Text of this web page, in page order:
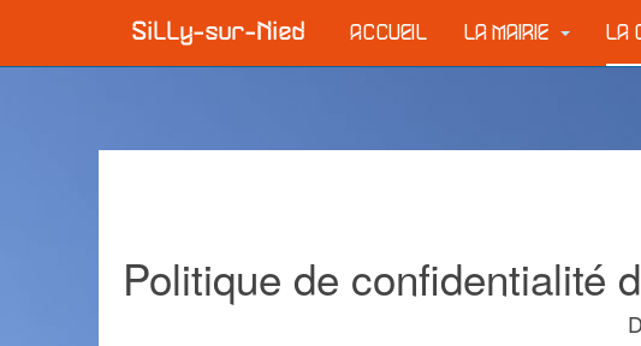
ACCUEIL LA MAIRIE LA
Politique de confidentialité